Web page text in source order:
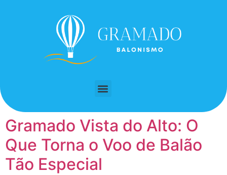
Gramado Vista do Alto: O
Que Torna o Voo de Balão
Tão Especial